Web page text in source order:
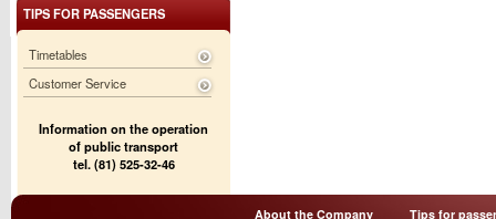
TIPS FOR PASSENGERS
Timetables
Customer Service
Information on the operation
of public transport
tel. (81) 525-32-46
About the Company Tips for